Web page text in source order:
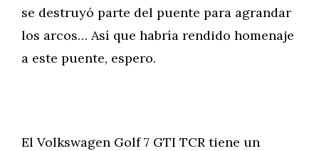
se destruyó parte del puente para agrandar
los arcos… Así que habría rendido homenaje
a este puente, espero.
El Volkswagen Golf 7 GTI TCR tiene un